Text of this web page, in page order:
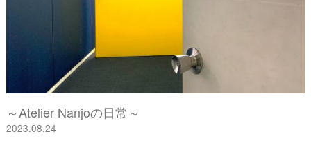
～Atelier Nanjoの日常～
2023.08.24